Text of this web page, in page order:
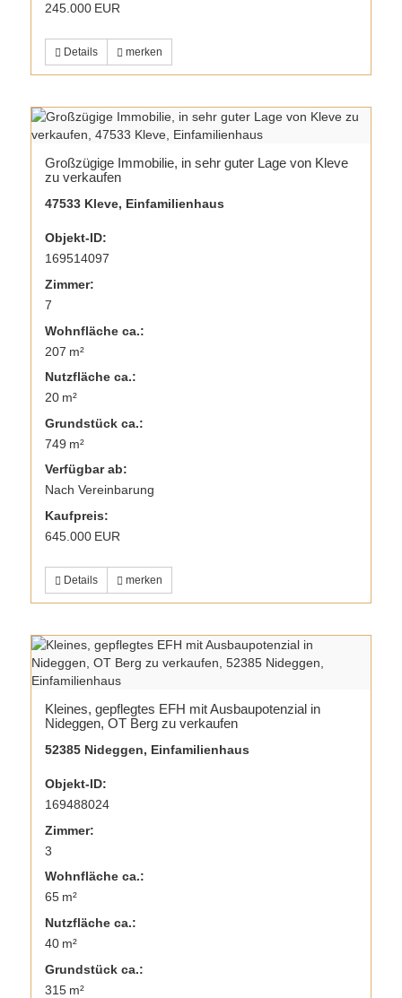
245.000 EUR
Details merken
Großzügige Immobilie, in sehr guter Lage von Kleve
zu verkaufen
47533 Kleve, Einfamilienhaus
Objekt-ID:
169514097
Zimmer:
7
Wohnfläche ca.:
207 m²
Nutzfläche ca.:
20 m²
Grund­stück ca.:
749 m²
Verfügbar ab:
Nach Vereinbarung
Kaufpreis:
645.000 EUR
Details merken
Kleines, gepflegtes EFH mit Ausbaupotenzial in
Nideggen, OT Berg zu verkaufen
52385 Nideggen, Einfamilienhaus
Objekt-ID:
169488024
Zimmer:
3
Wohnfläche ca.:
65 m²
Nutzfläche ca.:
40 m²
Grund­stück ca.:
315 m²